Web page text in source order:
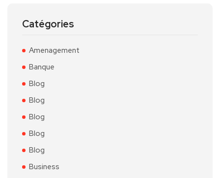
Catégories
Amenagement
Banque
Blog
Blog
Blog
Blog
Blog
Business